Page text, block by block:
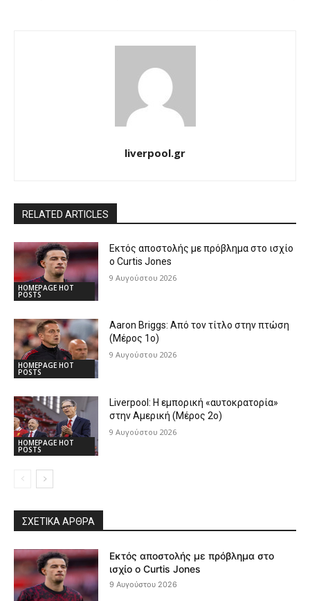
liverpool.gr
RELATED ARTICLES
HOMEPAGE HOT
POSTS
Εκτός αποστολής με πρόβλημα στο ισχίο
ο Curtis Jones
9 Αυγούστου 2026
HOMEPAGE HOT
POSTS
Aaron Briggs: Από τον τίτλο στην πτώση
(Μέρος 1ο)
9 Αυγούστου 2026
HOMEPAGE HOT
POSTS
Liverpool: Η εμπορική «αυτοκρατορία»
στην Αμερική (Μέρος 2ο)
9 Αυγούστου 2026
ΣΧΕΤΙΚΆ ΆΡΘΡΑ
Εκτός αποστολής με πρόβλημα στο
ισχίο ο Curtis Jones
9 Αυγούστου 2026